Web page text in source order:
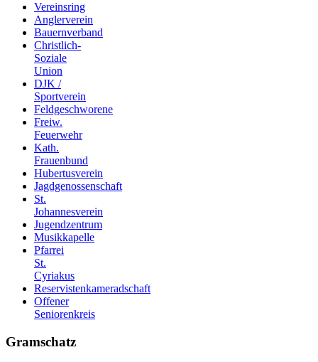
Vereinsring
Anglerverein
Bauernverband
Christlich-
Soziale
Union
DJK /
Sportverein
Feldgeschworene
Freiw.
Feuerwehr
Kath.
Frauenbund
Hubertusverein
Jagdgenossenschaft
St.
Johannesverein
Jugendzentrum
Musikkapelle
Pfarrei
St.
Cyriakus
Reservistenkameradschaft
Offener
Seniorenkreis
Gramschatz